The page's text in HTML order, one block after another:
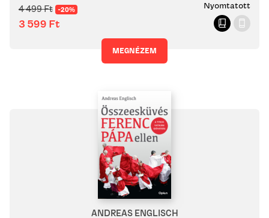
4 499Ft -20%
3 599 Ft
Nyomtatott
MEGNÉZEM
ANDREAS ENGLISCH